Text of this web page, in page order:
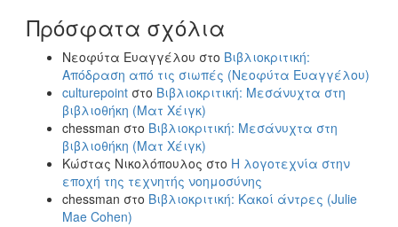
Πρόσφατα σχόλια
Νεοφύτα Ευαγγέλου στο Βιβλιοκριτική:
Απόδραση από τις σιωπές (Νεοφύτα Ευαγγέλου)
culturepoint στο Βιβλιοκριτική: Μεσάνυχτα στη
βιβλιοθήκη (Ματ Χέιγκ)
chessman στο Βιβλιοκριτική: Μεσάνυχτα στη
βιβλιοθήκη (Ματ Χέιγκ)
Κώστας Νικολόπουλος στο Η λογοτεχνία στην
εποχή της τεχνητής νοημοσύνης
chessman στο Βιβλιοκριτική: Κακοί άντρες (Julie
Mae Cohen)